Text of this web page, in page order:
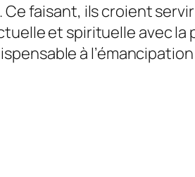
faisant, ils croient
et spirituelle avec la
à